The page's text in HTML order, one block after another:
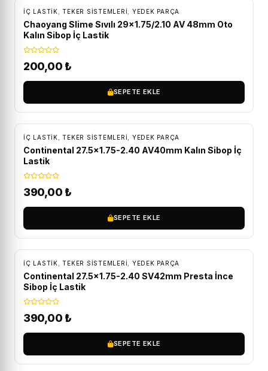
İÇ LASTIK ,TEKER SISTEMLERI YEDEK PARÇA
Chaoyang Slime Sıvılı 29×1.75/2.10 AV 48mm Oto
Kalın Sibop İç Lastik
200,00 ₺
SEPETE EKLE
İÇ LASTIK ,TEKER SISTEMLERI YEDEK PARÇA
Continental 27.5×1.75-2.40 AV40mm Kalın Sibop İç
Lastik
390,00 ₺
SEPETE EKLE
İÇ LASTIK ,TEKER SISTEMLERI YEDEK PARÇA
Continental 27.5×1.75-2.40 SV42mm Presta İnce
Sibop İç Lastik
390,00 ₺
SEPETE EKLE